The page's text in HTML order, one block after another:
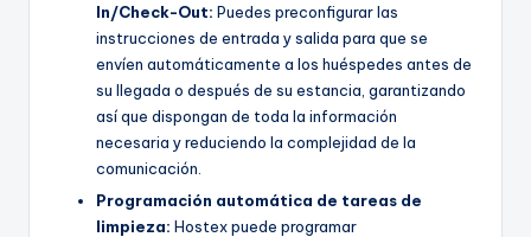
In/Check-Out: Puedes preconfigurar las
instrucciones de entrada y salida para que se
envíen automáticamente a los huéspedes antes de
su llegada o después de su estancia, garantizando
así que dispongan de toda la información
necesaria y reduciendo la complejidad de la
comunicación.
Programación automática de tareas de
limpieza: Hostex puede programar